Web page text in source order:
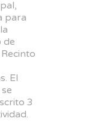
para
de
El
3